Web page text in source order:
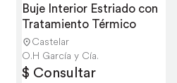
Buje Interior Estriado con
Tratamiento Térmico
Castelar
O.H García y Cía.
$ Consultar